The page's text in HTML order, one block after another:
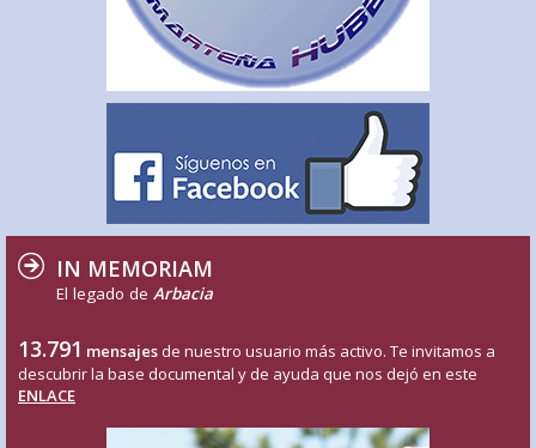
IN MEMORIAM
El legado de Arbacia
13.791 mensajes de nuestro usuario más activo. Te invitamos a
descubrir la base documental y de ayuda que nos dejó en este
ENLACE